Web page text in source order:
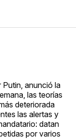
Putin, anunció la
las teorías
deteriorada
las alertas y
datan
por varios